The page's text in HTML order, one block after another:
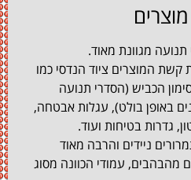
מאוד.
ציוד הנדסי כמו
(הסדרי תנועה
בולט), עגלות אבטחה,
ועוד.
והרבה מאוד
עמודי הכוונה מסוג